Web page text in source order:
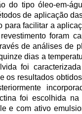
do tipo óleo-em-
de aplicação
facilitar a
foram
de análises de
dias a
foi
os resultados
foi escolhida
e com ativo